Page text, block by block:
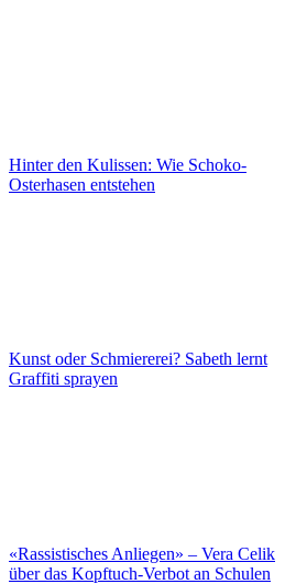
Hinter den Kulissen: Wie Schoko-
Osterhasen entstehen
Kunst oder Schmiererei? Sabeth lernt
Graffiti sprayen
«Rassistisches Anliegen» – Vera Celik
über das Kopftuch-Verbot an Schulen